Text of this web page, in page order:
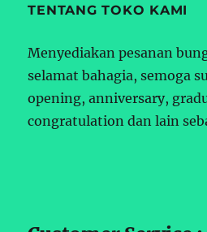
TENTANG TOKO KAMI
Menyediakan pesanan
selamat bahagia, semoga
opening, anniversary,
congratulation dan lain